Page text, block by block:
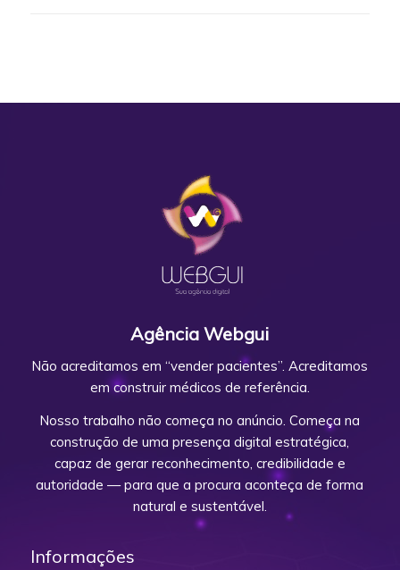
Agência Webgui
Não acreditamos em “vender pacientes”. Acreditamos
em construir médicos de referência.
Nosso trabalho não começa no anúncio. Começa na
construção de uma presença digital estratégica,
capaz de gerar reconhecimento, credibilidade e
autoridade — para que a procura aconteça de forma
natural e sustentável.
Informações